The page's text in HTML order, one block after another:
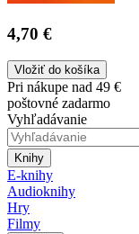
4,70 €
Vložiť do košíka
Pri nákupe nad 49 €
poštovné zadarmo
Vyhľadávanie
Knihy
E-knihy
Audioknihy
Hry
Filmy